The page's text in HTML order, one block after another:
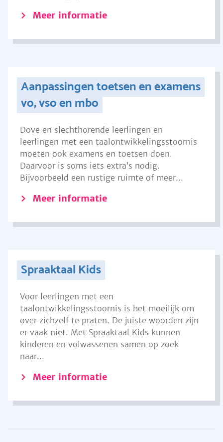
Meer informatie
Aanpassingen toetsen en examens
vo, vso en mbo
Dove en slechthorende leerlingen en
leerlingen met een taalontwikkelingsstoornis
moeten ook examens en toetsen doen.
Daarvoor is soms iets extra’s nodig.
Bijvoorbeeld een rustige ruimte of meer...
Meer informatie
Spraaktaal Kids
Voor leerlingen met een
taalontwikkelingsstoornis is het moeilijk om
over zichzelf te praten. De juiste woorden zijn
er vaak niet. Met Spraaktaal Kids kunnen
kinderen en volwassenen samen op zoek
naar...
Meer informatie